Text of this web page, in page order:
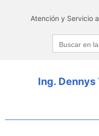
Atención y Servicio
Search
for:
Ing.